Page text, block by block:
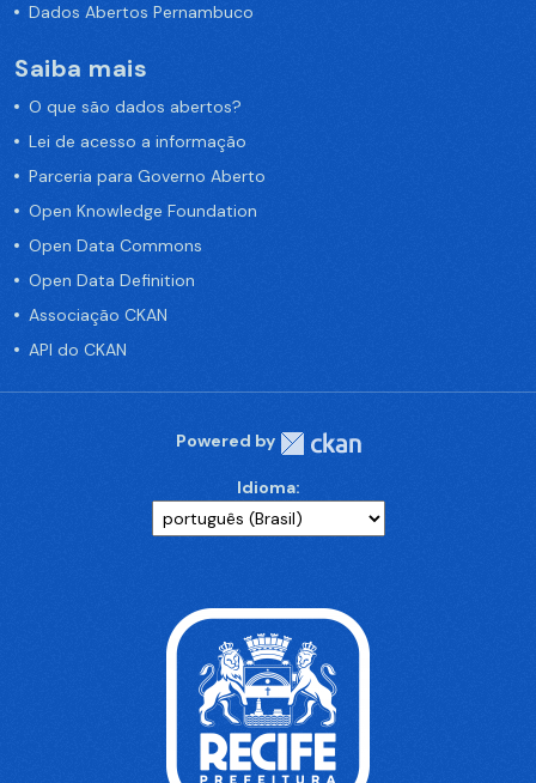
Dados Abertos Pernambuco
Saiba mais
O que são dados abertos?
Lei de acesso a informação
Parceria para Governo Aberto
Open Knowledge Foundation
Open Data Commons
Open Data Definition
Associação CKAN
API do CKAN
Powered by
Idioma